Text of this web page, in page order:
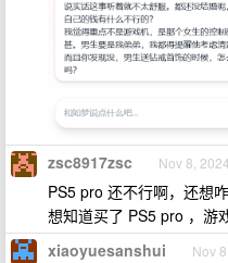
zsc8917zsc Nov 8, 2024
PS5 pro 还不行啊，还想
想知道买了 PS5 pro ，游
xiaoyuesanshui Nov